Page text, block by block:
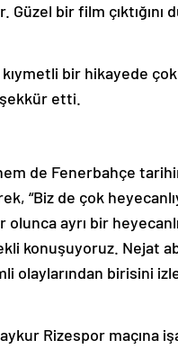
bir film çıktığını
bir hikayede
etti.
de Fenerbahçe
“Biz de çok
olunca ayrı bir
konuşuyoruz. Nejat
olaylarından birisini
Rizespor maçına